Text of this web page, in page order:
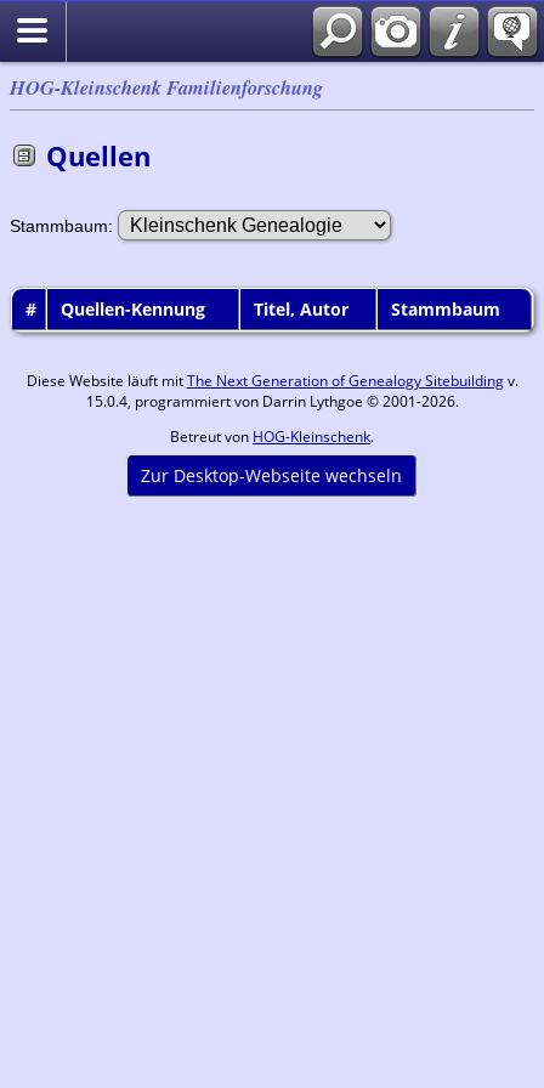
HOG-Kleinschenk Familienforschung
Quellen
Stammbaum:
# Quellen-Kennung Titel, Autor Stammbaum
Diese Website läuft mitThe Next Generation of Genealogy Sitebuildingv.
15.0.4, programmiert von Darrin Lythgoe © 2001-2026.
Betreut von HOG-Kleinschenk.
Zur Desktop-Webseite wechseln